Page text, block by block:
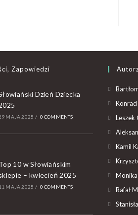
Zapowiedzi
Dzień Dziecka
MAJA 2025 / 0 COMMENTS
10 w Słowiańskim
– kwiecień 2025
MAJA 2025 / 0 COMMENTS
Leszek
Kamil
Rafał